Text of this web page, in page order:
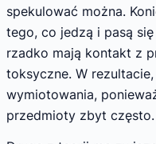
spekulować można.
tego, co jedzą i pasą
rzadko mają kontakt z
toksyczne. W
wymiotowania,
przedmioty zbyt często.